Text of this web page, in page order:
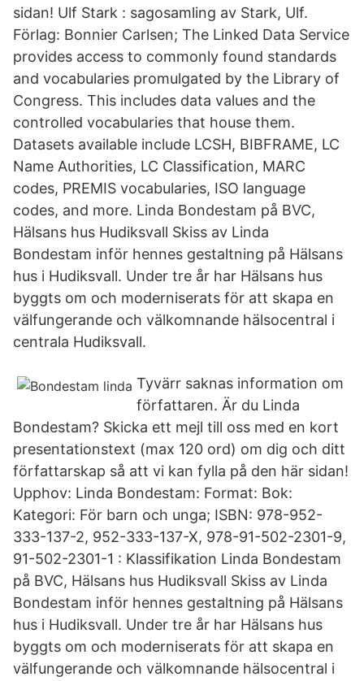
sidan! Ulf Stark : sagosamling av Stark, Ulf.
Förlag: Bonnier Carlsen; The Linked Data Service
provides access to commonly found standards
and vocabularies promulgated by the Library of
Congress. This includes data values and the
controlled vocabularies that house them.
Datasets available include LCSH, BIBFRAME, LC
Name Authorities, LC Classification, MARC
codes, PREMIS vocabularies, ISO language
codes, and more. Linda Bondestam på BVC,
Hälsans hus Hudiksvall Skiss av Linda
Bondestam inför hennes gestaltning på Hälsans
hus i Hudiksvall. Under tre år har Hälsans hus
byggts om och moderniserats för att skapa en
välfungerande och välkomnande hälsocentral i
centrala Hudiksvall.
Tyvärr saknas information om
författaren. Är du Linda
Bondestam? Skicka ett mejl till oss med en kort
presentationstext (max 120 ord) om dig och ditt
författarskap så att vi kan fylla på den här sidan!
Upphov: Linda Bondestam: Format: Bok:
Kategori: För barn och unga; ISBN: 978-952-
333-137-2, 952-333-137-X, 978-91-502-2301-9,
91-502-2301-1 : Klassifikation Linda Bondestam
på BVC, Hälsans hus Hudiksvall Skiss av Linda
Bondestam inför hennes gestaltning på Hälsans
hus i Hudiksvall. Under tre år har Hälsans hus
byggts om och moderniserats för att skapa en
välfungerande och välkomnande hälsocentral i